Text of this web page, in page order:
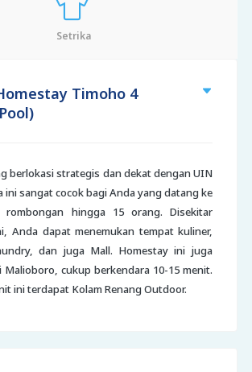
Setrika
Timoho 4
berlokasi strategis dan dekat dengan UIN
ini sangat cocok bagi Anda yang datang ke
rombongan hingga 15 orang. Disekitar
Anda dapat menemukan tempat kuliner,
dan juga Mall. Homestay ini juga
cukup berkendara 10-15 menit.
ini terdapat Kolam Renang Outdoor.